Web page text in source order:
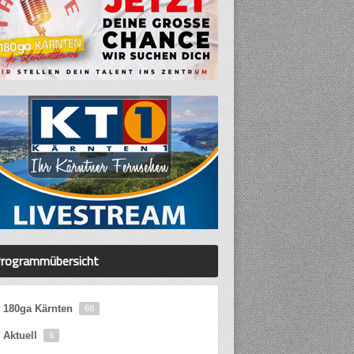
180ga Kärnten 68
Aktuell 6